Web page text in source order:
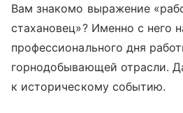
Вам знакомо выражение
стахановец»? Именно с него
профессионального дня
горнодобывающей отрасли.
к историческому событию.